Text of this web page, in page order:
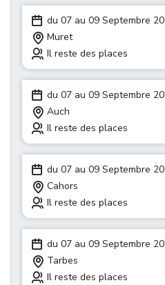
du 07 au 09 Septembre
Muret
Il reste des places
du 07 au 09 Septembre
Auch
Il reste des places
du 07 au 09 Septembre
Cahors
Il reste des places
du 07 au 09 Septembre
Tarbes
Il reste des places